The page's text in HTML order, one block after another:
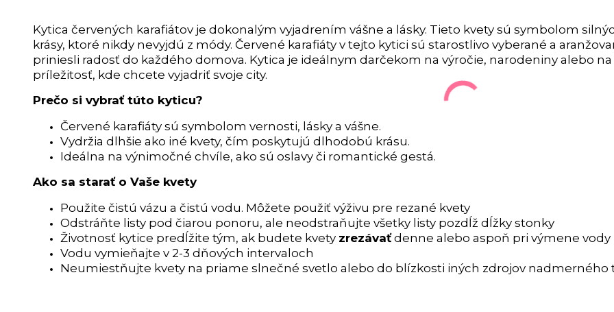
Kytica červených karafiátov je dokonalým vyjadrením vášne a lásky. Tieto kvety sú symbolom
krásy, ktoré nikdy nevyjdú z módy. Červené karafiáty v tejto kytici sú starostlivo vyberané a
priniesli radosť do každého domova. Kytica je ideálnym darčekom na výročie, narodeniny alebo
príležitosť, kde chcete vyjadriť svoje city.
Prečo si vybrať túto kyticu?
Červené karafiáty sú symbolom vernosti, lásky a vášne.
Vydržia dlhšie ako iné kvety, čím poskytujú dlhodobú krásu.
Ideálna na výnimočné chvíle, ako sú oslavy či romantické gestá.
Ako sa starať o Vaše kvety
Použite čistú vázu a čistú vodu. Môžete použiť výživu pre rezané kvety
Odstráňte listy pod čiarou ponoru, ale neodstraňujte všetky listy pozdĺž dĺžky stonky
Životnosť kytice predĺžite tým, ak budete kvety zrezávaťdenne alebo aspoň pri výmene vody
Vodu vymieňajte v 2-3 dňových intervaloch
Neumiestňujte kvety na priame slnečné svetlo alebo do blízkosti iných zdrojov nadmerného